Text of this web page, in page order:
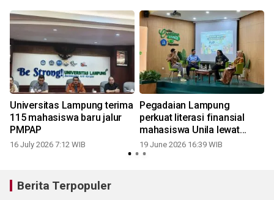
Universitas Lampung terima
115 mahasiswa baru jalur
PMPAP
16 July 2026 7:12 WIB
Pegadaian Lampung
perkuat literasi finansial
mahasiswa Unila lewat
edukasi emas
19 June 2026 16:39 WIB
Berita Terpopuler